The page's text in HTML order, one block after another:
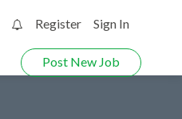
Register Sign In
Post New Job